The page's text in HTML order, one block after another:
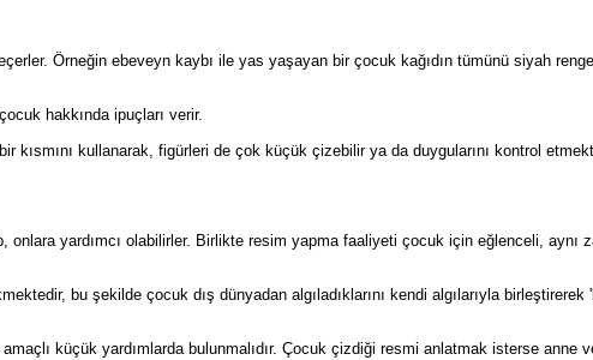
Örneğin ebeveyn kaybı ile yas yaşayan bir çocuk kağıdın tümünü siyah
hakkında ipuçları verir.
kısmını kullanarak, figürleri de çok küçük çizebilir ya da duygularını kontrol
yardımcı olabilirler. Birlikte resim yapma faaliyeti çocuk için eğlenceli, aynı
bu şekilde çocuk dış dünyadan algıladıklarını kendi algılarıyla birleştirerek
küçük yardımlarda bulunmalıdır. Çocuk çizdiği resmi anlatmak isterse anne